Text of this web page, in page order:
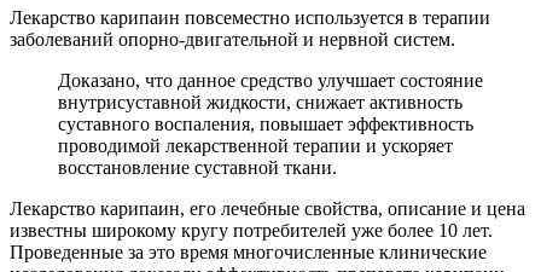
Лекарство карипаин повсеместно используется в терапии
заболеваний опорно-двигательной и нервной систем.
Доказано, что данное средство улучшает состояние
внутрисуставной жидкости, снижает активность
суставного воспаления, повышает эффективность
проводимой лекарственной терапии и ускоряет
восстановление суставной ткани.
Лекарство карипаин, его лечебные свойства, описание и цена
известны широкому кругу потребителей уже более 10 лет.
Проведенные за это время многочисленные клинические